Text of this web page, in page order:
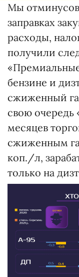
Мы
заправках
расходы,
получили
бензине и
сжиженный
свою очередь
месяцев
сжиженным
коп./л,
только на